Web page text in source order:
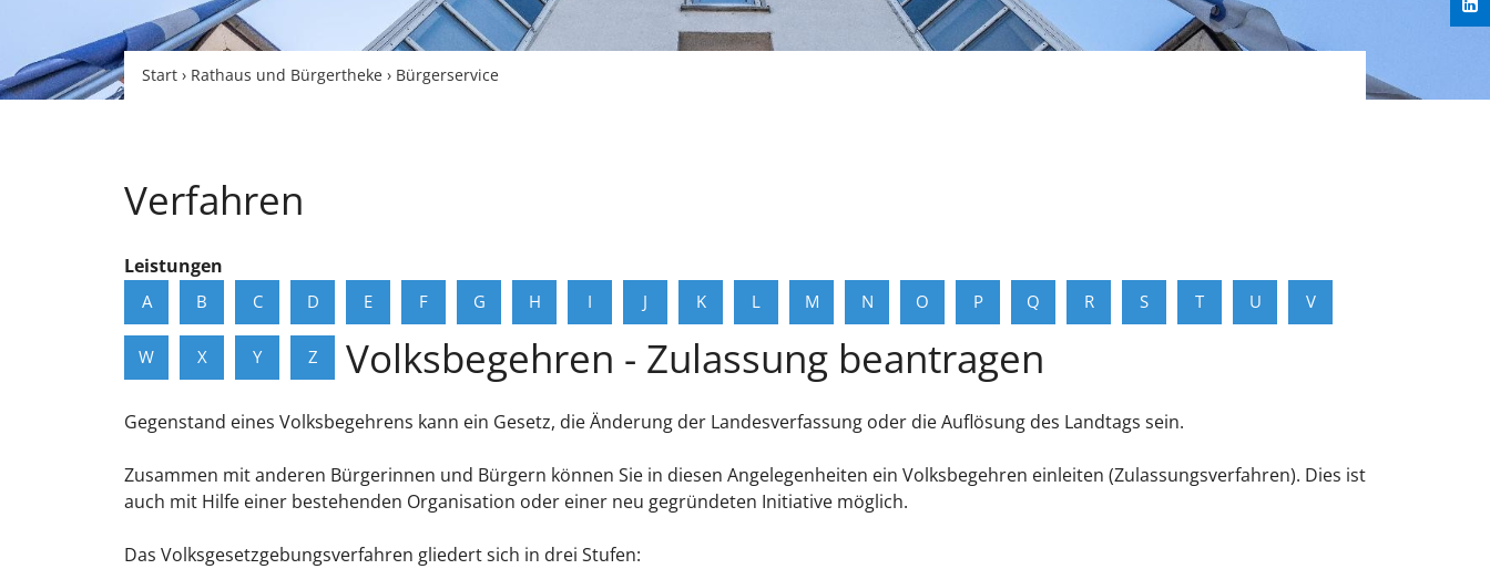
Start › Rathaus und Bürgertheke › Bürgerservice
Verfahren
Leistungen
A B C D E F G H I J K L M N O P Q R S T U V
W X Y Z Volksbegehren - Zulassung beantragen
Gegenstand eines Volksbegehrens kann ein Gesetz, die Änderung der Landesverfassung oder die Auflösung des Landtags sein.
Zusammen mit anderen Bürgerinnen und Bürgern können Sie in diesen Angelegenheiten ein Volksbegehren einleiten (Zulassungsverfahren). Dies ist
auch mit Hilfe einer bestehenden Organisation oder einer neu gegründeten Initiative möglich.
Das Volksgesetzgebungsverfahren gliedert sich in drei Stufen: